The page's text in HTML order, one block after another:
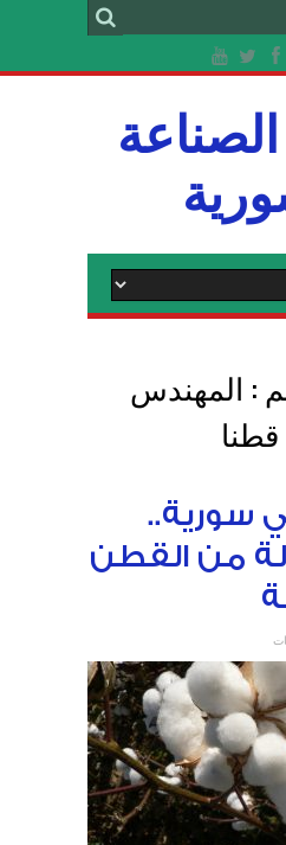
: المهندس
سورية..
من القطن
مرة
سورية..
اعتماد
سلالة
من
القطن
طويل
التيلة
مغلقة